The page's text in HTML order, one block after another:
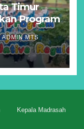
Timur
Program
KBT, dan
Native
ADMIN MTS
Kepala Madrasah